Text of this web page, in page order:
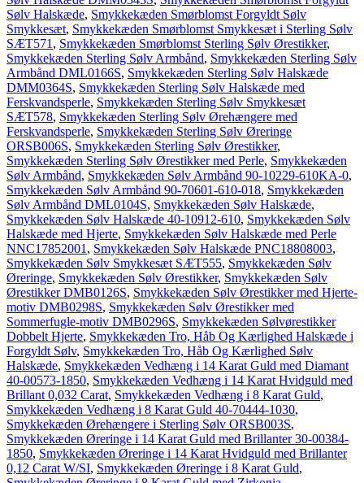
Sølv Halskæde, Smykkekæden Smørblomst Forgyldt Sølv
Smykkesæt, Smykkekæden Smørblomst Smykkesæt i Sterling Sølv
SÆT571 , Smykkekæden Smørblomst Sterling Sølv Ørestikker,
Smykkekæden Sterling Sølv Armbånd, Smykkekæden Sterling Sølv
Armbånd DML0166S, Smykkekæden Sterling Sølv Halskæde
DMM0364S, Smykkekæden Sterling Sølv Halskæde med
Ferskvandsperle, Smykkekæden Sterling Sølv Smykkesæt
SÆT578, Smykkekæden Sterling Sølv Ørehængere med
Ferskvandsperle, Smykkekæden Sterling Sølv Øreringe
ORSB006S, Smykkekæden Sterling Sølv Ørestikker,
Smykkekæden Sterling Sølv Ørestikker med Perle, Smykkekæden
Sølv Armbånd, Smykkekæden Sølv Armbånd 90-10229-610KA-0,
Smykkekæden Sølv Armbånd 90-70601-610-018, Smykkekæden
Sølv Armbånd DML0104S, Smykkekæden Sølv Halskæde,
Smykkekæden Sølv Halskæde 40-10912-610, Smykkekæden Sølv
Halskæde med Hjerte, Smykkekæden Sølv Halskæde med Perle
NNC17852001 , Smykkekæden Sølv Halskæde PNC18808003,
Smykkekæden Sølv Smykkesæt SÆT555, Smykkekæden Sølv
Øreringe, Smykkekæden Sølv Ørestikker, Smykkekæden Sølv
Ørestikker DMB0126S, Smykkekæden Sølv Ørestikker med Hjerte-
motiv DMB0298S, Smykkekæden Sølv Ørestikker med
Sommerfugle-motiv DMB0296S, Smykkekæden Sølvørestikker
Dobbelt Hjerte, Smykkekæden Tro, Håb Og Kærlighed Halskæde i
Forgyldt Sølv, Smykkekæden Tro, Håb Og Kærlighed Sølv
Halskæde, Smykkekæden Vedhæng i 14 Karat Guld med Diamant
40-00573-1850, Smykkekæden Vedhæng i 14 Karat Hvidguld med
Brillant 0,032 Carat, Smykkekæden Vedhæng i 8 Karat Guld,
Smykkekæden Vedhæng i 8 Karat Guld 40-70444-1030,
Smykkekæden Ørehængere i Sterling Sølv ORSB003S,
Smykkekæden Øreringe i 14 Karat Guld med Brillanter 30-00384-
1850, Smykkekæden Øreringe i 14 Karat Hvidguld med Brillanter
0,12 Carat W/SI, Smykkekæden Øreringe i 8 Karat Guld,